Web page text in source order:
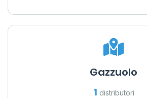
Gazzuolo
1 distributori